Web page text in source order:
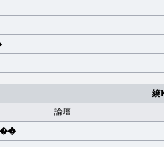
繞
論壇
��